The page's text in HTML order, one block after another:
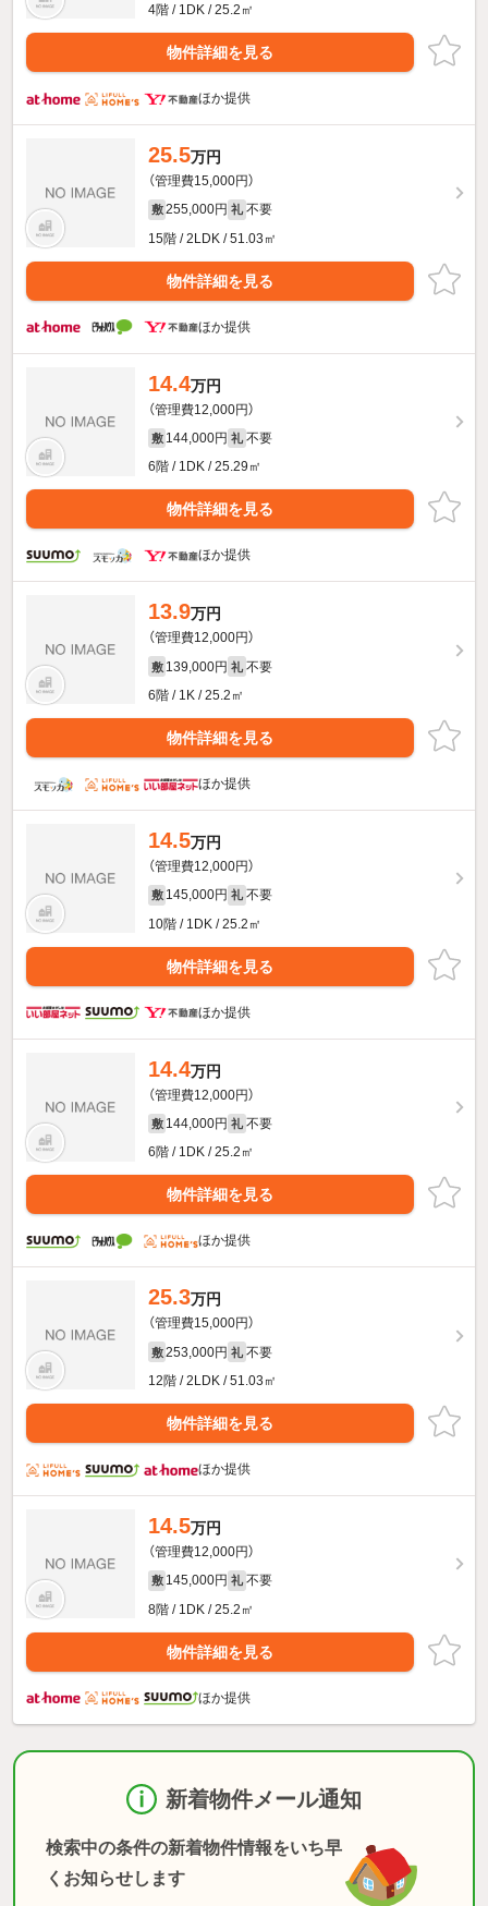
4階 / 1DK / 25.2㎡
物件詳細を見る
ほか提供
25.5万円
（管理費15,000円）
敷 255,000円 礼 不要
15階 / 2LDK / 51.03㎡
物件詳細を見る
ほか提供
14.4万円
（管理費12,000円）
敷 144,000円 礼 不要
6階 / 1DK / 25.29㎡
物件詳細を見る
ほか提供
13.9万円
（管理費12,000円）
敷 139,000円 礼 不要
6階 / 1K / 25.2㎡
物件詳細を見る
ほか提供
14.5万円
（管理費12,000円）
敷 145,000円 礼 不要
10階 / 1DK / 25.2㎡
物件詳細を見る
ほか提供
14.4万円
（管理費12,000円）
敷 144,000円 礼 不要
6階 / 1DK / 25.2㎡
物件詳細を見る
ほか提供
25.3万円
（管理費15,000円）
敷 253,000円 礼 不要
12階 / 2LDK / 51.03㎡
物件詳細を見る
ほか提供
14.5万円
（管理費12,000円）
敷 145,000円 礼 不要
8階 / 1DK / 25.2㎡
物件詳細を見る
ほか提供
新着物件メール通知
検索中の条件の新着物件情報をいち早
くお知らせします